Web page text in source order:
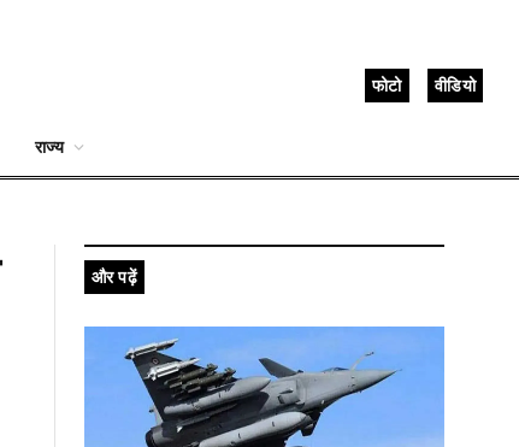
फोटो वीडियो
राज्य
और पढ़ें